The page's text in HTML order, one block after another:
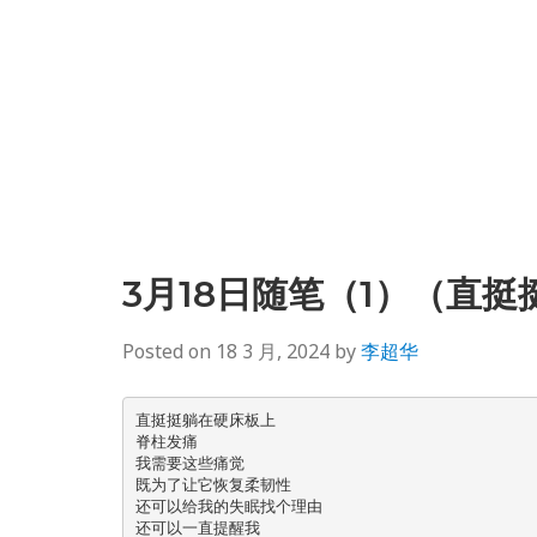
3月18日随笔（1）（直
Posted on 18 3 月, 2024 by李超华
直挺挺躺在硬床板上
脊柱发痛
我需要这些痛觉
既为了让它恢复柔韧性
还可以给我的失眠找个理由
还可以一直提醒我